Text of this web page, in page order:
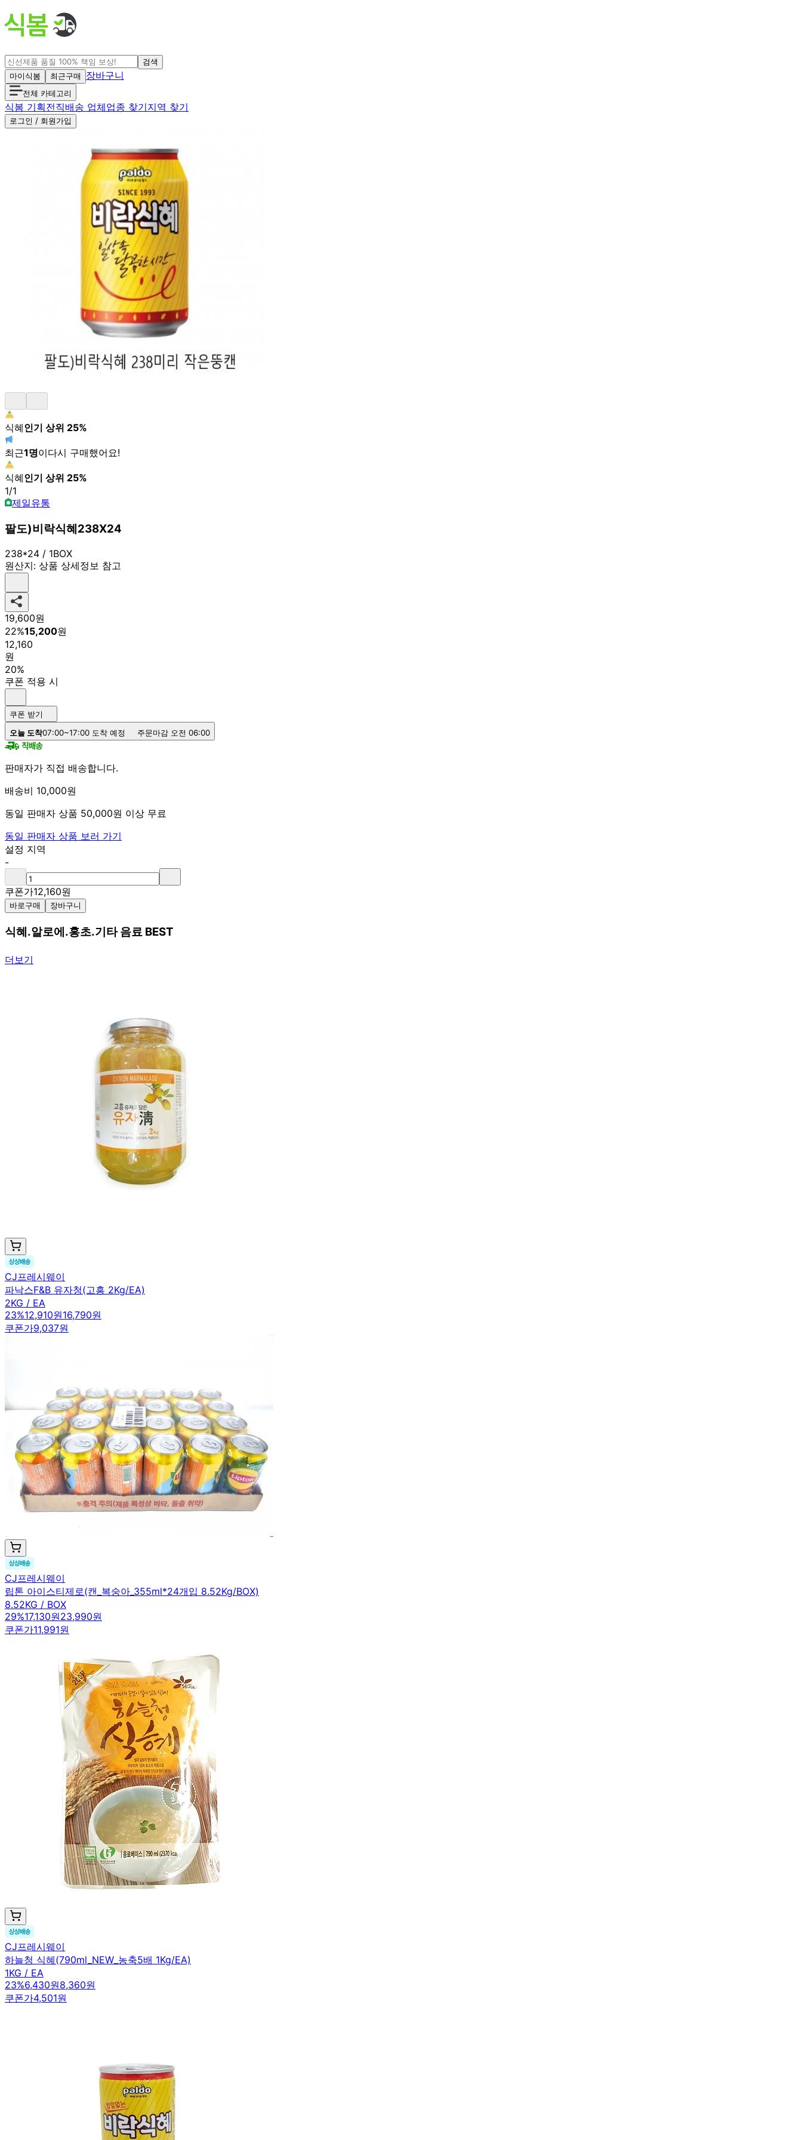
검색
마이식봄
최근구매 장바구니
전체 카테고리
식봄 기획전직배송 업체업종 찾기지역 찾기
로그인 / 회원가입
식혜인기 상위 25%
최근1명이다시 구매했어요!
식혜인기 상위 25%
1/1
제일유통
팔도)비락식혜238X24
238*24 / 1BOX
원산지: 상품 상세정보 참고
19,600원
22%15,200원
12,160
원
20%
쿠폰 적용 시
쿠폰 받기
오늘 도착07:00~17:00 도착 예정 주문마감 오전 06:00
판매자가 직접 배송합니다.
배송비 10,000원
동일 판매자 상품 50,000원 이상 무료
동일 판매자 상품 보러 가기
설정 지역
-
쿠폰가12,160원
바로구매 장바구니
식혜.알로에.홍초.기타 음료 BEST
더보기
CJ프레시웨이
파낙스F&B 유자청(고흥 2Kg/EA)
2KG / EA
23%12,910원16,790원
쿠폰가9,037원
CJ프레시웨이
립톤 아이스티제로(캔_복숭아_355ml*24개입 8.52Kg/BOX)
8.52KG / BOX
29%17,130원23,990원
쿠폰가11,991원
CJ프레시웨이
하늘청 식혜(790ml_NEW_농축5배 1Kg/EA)
1KG / EA
23%6,430원8,360원
쿠폰가4,501원